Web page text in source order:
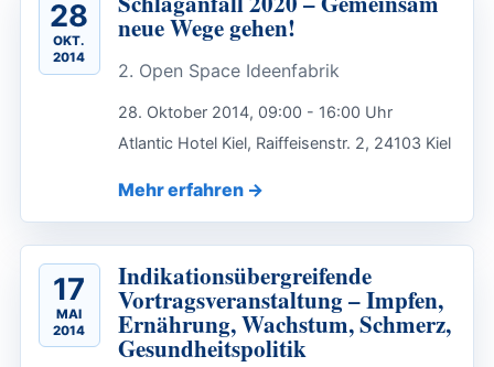
28
OKT.
2014
neue Wege gehen!
2. Open Space Ideenfabrik
28. Oktober 2014, 09:00 - 16:00 Uhr
Atlantic Hotel Kiel, Raiffeisenstr. 2, 24103 Kiel
Mehr erfahren
17
MAI
2014
Indikationsübergreifende
Vortragsveranstaltung – Impfen,
Ernährung, Wachstum, Schmerz,
Gesundheitspolitik